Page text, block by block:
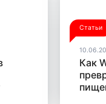
Статьи
Как